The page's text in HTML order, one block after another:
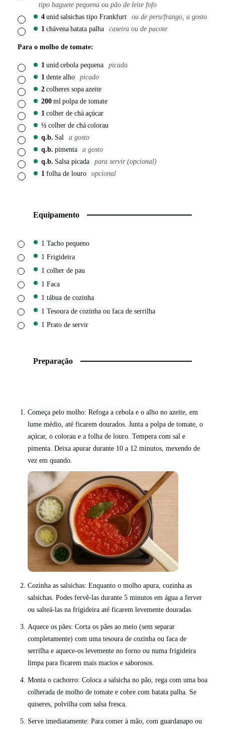
tipo baguete pequena ou pão de leite fofo
▢ 4unidsalsichas tipo Frankfurt ou de peru/frango, a gosto
▢ 1chávenabatata palha caseira ou de pacote
Para o molho de tomate:
▢ 1 unid cebola pequena picada
▢ 1 dentealho picado
▢ 2colheres sopaazeite
▢ 200ml polpa de tomate
▢ 1 colher de cháaçúcar
▢ ½ colher de chácolorau
▢ q.b. Sal a gosto
▢ q.b. pimenta a gosto
▢ q.b. Salsa picada para servir (opcional)
▢ 1 folha de louro opcional
Equipamento
▢ 1 Tacho pequeno
▢ 1 Frigideira
▢ 1 colher de pau
▢ 1 Faca
▢ 1 tábua de cozinha
▢ 1 Tesoura de cozinha ou faca de serrilha
▢ 1 Prato de servir
Preparação
Começa pelo molho: Refoga a cebola e o alho no azeite, em
lume médio, até ficarem dourados. Junta a polpa de tomate, o
açúcar, o colorau e a folha de louro. Tempera com sal e
pimenta. Deixa apurar durante 10 a 12 minutos, mexendo de
vez em quando.
Cozinha as salsichas: Enquanto o molho apura, cozinha as
salsichas. Podes fervê-las durante 5 minutos em água a ferver
ou salteá-las na frigideira até ficarem levemente douradas.
Aquece os pães: Corta os pães ao meio (sem separar
completamente) com uma tesoura de cozinha ou faca de
serrilha e aquece-os levemente no forno ou numa frigideira
limpa para ficarem mais macios e saborosos.
Monta o cachorro: Coloca a salsicha no pão, rega com uma boa
colherada de molho de tomate e cobre com batata palha. Se
quiseres, polvilha com salsa fresca.
Serve imediatamente: Para comer à mão, com guardanapo ou